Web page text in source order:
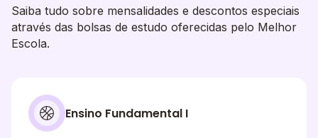
Saiba tudo sobre mensalidades e descontos especiais
através das bolsas de estudo oferecidas pelo Melhor
Escola.
Ensino Fundamental I